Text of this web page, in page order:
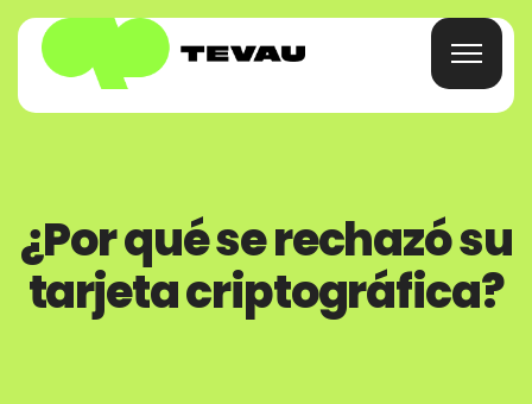
Tarjeta
Billetera
¿Por qué se rechazó su
tarjeta criptográfica?